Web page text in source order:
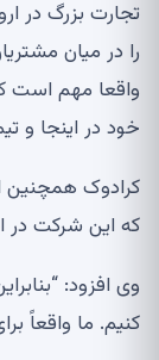
تجارت بزرگ در
را در میان
واقعا مهم است
خود در اینجا و
کرادوک همچنین
که این شرکت در
وی افزود:
کنیم. ما واقعاً